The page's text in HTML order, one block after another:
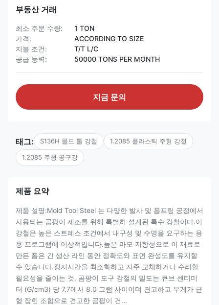
부동산 거래
최소 주문 수량:
1 TON
가격:
ACCORDING TO SIZE
지불 조건:
T/T L/C
공급 능력:
50000 TONS PER MONTH
지금 문의
태그: S136H 몰드 툴 강철 1.2085 플라스틱 주형 강철
1.2085 주형 공구강
제품 요약
제품 설명:Mold Tool Steel 는 다양한 발사 및 폼프링 공정에서
사용되는 곰팡이 제조를 위해 특별히 설계된 특수 강철이다.이
강철은 높은 스트레스 조건에서 내구성 및 수명을 요구하는 응
용 프로그램에 이상적입니다.높은 마모 저항성으로 이 재료로
만든 폼은 긴 생산 라인 동안 정확도와 표면 완성도를 유지할
수 있습니다.정지시간을 최소화하고 자주 교체하거나 수리할
필요성을 줄이는 것. 곰팡이 도구 강철의 밀도는 큐브 센티미
터 (G/cm3) 당 7.7에서 8.0 그램 사이이며 견고하고 무게가 균
형 잡힌 조합으로 견고한 곰팡이 건...